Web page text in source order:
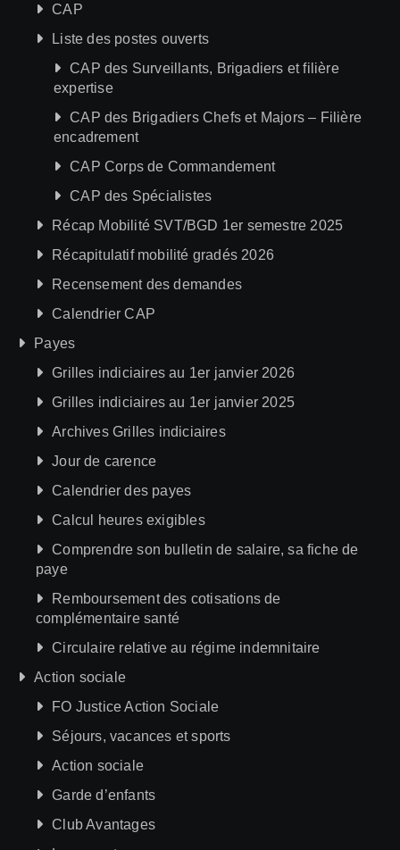
CAP
Liste des postes ouverts
CAP des Surveillants, Brigadiers et filière
expertise
CAP des Brigadiers Chefs et Majors – Filière
encadrement
CAP Corps de Commandement
CAP des Spécialistes
Récap Mobilité SVT/BGD 1er semestre 2025
Récapitulatif mobilité gradés 2026
Recensement des demandes
Calendrier CAP
Payes
Grilles indiciaires au 1er janvier 2026
Grilles indiciaires au 1er janvier 2025
Archives Grilles indiciaires
Jour de carence
Calendrier des payes
Calcul heures exigibles
Comprendre son bulletin de salaire, sa fiche de
paye
Remboursement des cotisations de
complémentaire santé
Circulaire relative au régime indemnitaire
Action sociale
FO Justice Action Sociale
Séjours, vacances et sports
Action sociale
Garde d’enfants
Club Avantages